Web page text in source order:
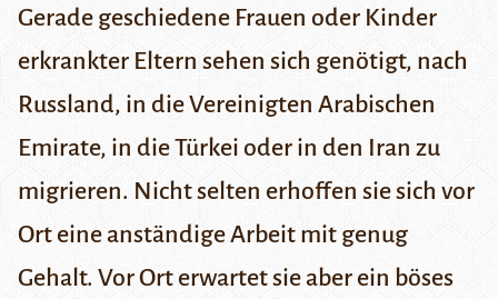
Gerade geschiedene Frauen oder Kinder
erkrankter Eltern sehen sich genötigt, nach
Russland, in die Vereinigten Arabischen
Emirate, in die Türkei oder in den Iran zu
migrieren. Nicht selten erhoffen sie sich vor
Ort eine anständige Arbeit mit genug
Gehalt. Vor Ort erwartet sie aber ein böses